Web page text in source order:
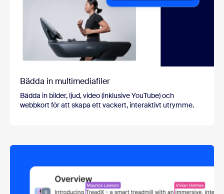
Bädda in multimediafiler
Bädda in bilder, ljud, video (inklusive YouTube) och
webbkort för att skapa ett vackert, interaktivt utrymme.